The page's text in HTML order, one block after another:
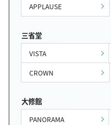
APPLAUSE
三省堂
VISTA
CROWN
大修館
PANORAMA